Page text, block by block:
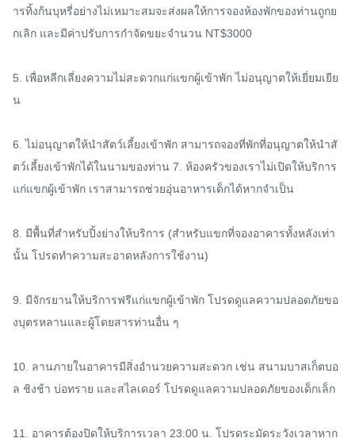
ารทิ้งก้นบุหรี่อย่างไม่เหมาะสมจะส่งผลให้การจองห้องพักของท่านถูกย
กเลิก และมีค่าปรับการกำจัดขยะจำนวน NT$3000
5. เพื่อหลีกเลี่ยงความไม่สะดวกแก่แขกผู้เข้าพัก ไม่อนุญาตให้เยี่ยมเยีย
น
6. ไม่อนุญาตให้นำสัตว์เลี้ยงเข้าพัก สามารถจองที่พักที่อนุญาตให้นำสั
ตว์เลี้ยงเข้าพักได้ในนามของท่าน 7. ห้องครัวของเราไม่เปิดให้บริการ
แก่แขกผู้เข้าพัก เราสามารถช่วยอุ่นอาหารเด็กได้หากจำเป็น
8. มีพื้นที่สำหรับปิ้งย่างให้บริการ (สำหรับแขกที่จองอาคารทั้งหลังเท่า
นั้น โปรดทำความสะอาดหลังการใช้งาน)
9. มีจักรยานให้บริการฟรีแก่แขกผู้เข้าพัก โปรดดูแลความปลอดภัยขอ
งบุตรหลานและผู้โดยสารท่านอื่น ๆ
10. ลานภายในอาคารมีสิ่งอำนวยความสะดวก เช่น สนามบาสเก็ตบอ
ล ชิงช้า บ่อทราย และสไลเดอร์ โปรดดูแลความปลอดภัยของเด็กเล็ก
11. อาคารต้องปิดให้บริการเวลา 23:00 น. โปรดระมัดระวังเวลาหาก